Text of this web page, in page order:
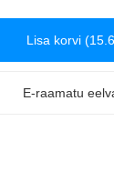
Lisa korvi
E-raamatu